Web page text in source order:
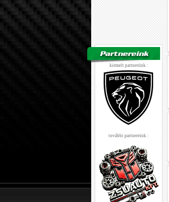
kiemelt partnerünk :
további partnereink :